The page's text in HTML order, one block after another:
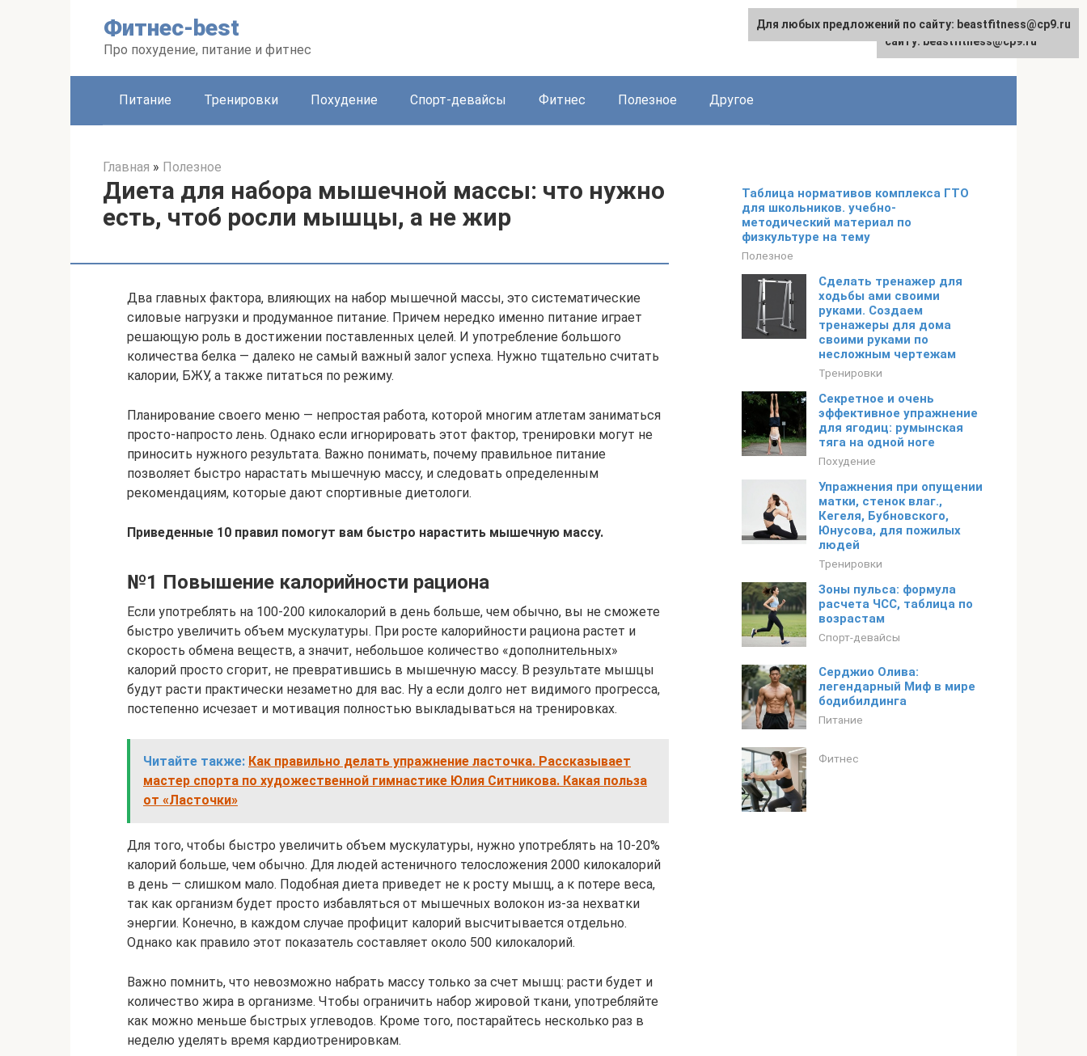
Фитнес-best
Про похудение, питание и фитнес
Питание Тренировки Похудение Спорт-девайсы Фитнес Полезное Другое
Главная » Полезное
Диета для набора мышечной массы: что нужно
есть, чтоб росли мышцы, а не жир
Два главных фактора, влияющих на набор мышечной массы, это систематические
силовые нагрузки и продуманное питание. Причем нередко именно питание играет
решающую роль в достижении поставленных целей. И употребление большого
количества белка — далеко не самый важный залог успеха. Нужно тщательно считать
калории, БЖУ, а также питаться по режиму.
Планирование своего меню — непростая работа, которой многим атлетам заниматься
просто-напросто лень. Однако если игнорировать этот фактор, тренировки могут не
приносить нужного результата. Важно понимать, почему правильное питание
позволяет быстро нарастать мышечную массу, и следовать определенным
рекомендациям, которые дают спортивные диетологи.
Приведенные 10 правил помогут вам быстро нарастить мышечную массу.
№1 Повышение калорийности рациона
Если употреблять на 100-200 килокалорий в день больше, чем обычно, вы не сможете
быстро увеличить объем мускулатуры. При росте калорийности рациона растет и
скорость обмена веществ, а значит, небольшое количество «дополнительных»
калорий просто сгорит, не превратившись в мышечную массу. В результате мышцы
будут расти практически незаметно для вас. Ну а если долго нет видимого прогресса,
постепенно исчезает и мотивация полностью выкладываться на тренировках.
Читайте также: Как правильно делать упражнение ласточка. Рассказывает
мастер спорта по художественной гимнастике Юлия Ситникова. Какая польза
от «Ласточки»
Для того, чтобы быстро увеличить объем мускулатуры, нужно употреблять на 10-20%
калорий больше, чем обычно. Для людей астеничного телосложения 2000 килокалорий
в день — слишком мало. Подобная диета приведет не к росту мышц, а к потере веса,
так как организм будет просто избавляться от мышечных волокон из-за нехватки
энергии. Конечно, в каждом случае профицит калорий высчитывается отдельно.
Однако как правило этот показатель составляет около 500 килокалорий.
Важно помнить, что невозможно набрать массу только за счет мышц: расти будет и
количество жира в организме. Чтобы ограничить набор жировой ткани, употребляйте
как можно меньше быстрых углеводов. Кроме того, постарайтесь несколько раз в
неделю уделять время кардиотренировкам.
Таблица нормативов комплекса ГТО
для школьников. учебно-
методический материал по
физкультуре на тему
Полезное
Сделать тренажер для
ходьбы ами своими
руками. Создаем
тренажеры для дома
своими руками по
несложным чертежам
Тренировки
Секретное и очень
эффективное упражнение
для ягодиц: румынская
тяга на одной ноге
Похудение
Упражнения при опущении
матки, стенок влаг.,
Кегеля, Бубновского,
Юнусова, для пожилых
людей
Тренировки
Зоны пульса: формула
расчета ЧСС, таблица по
возрастам
Спорт-девайсы
Серджио Олива:
легендарный Миф в мире
бодибилдинга
Питание
Фитнес
Для любых предложений по
сайту: beastfitness@cp9.ru
Для любых предложений по сайту: beastfitness@cp9.ru